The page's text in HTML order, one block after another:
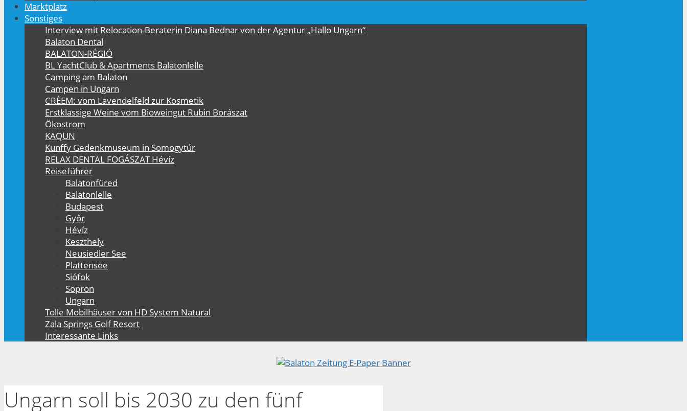
Marktplatz
Sonstiges
Interview mit Relocation-Beraterin Diana Bednar von der Agentur „Hallo Ungarn“
Balaton Dental
BALATON-RÉGIÓ
BL YachtClub & Apartments Balatonlelle
Camping am Balaton
Campen in Ungarn
CRÈEM: vom Lavendelfeld zur Kosmetik
Erstklassige Weine vom Bioweingut Rubin Borászat
Ökostrom
KAQUN
Kunffy Gedenkmuseum in Somogytúr
RELAX DENTAL FOGÁSZAT Hévíz
Reiseführer
Balatonfüred
Balatonlelle
Budapest
Győr
Hévíz
Keszthely
Neusiedler See
Plattensee
Siófok
Sopron
Ungarn
Tolle Mobilhäuser von HD System Natural
Zala Springs Golf Resort
Interessante Links
Ungarn soll bis 2030 zu den fünf